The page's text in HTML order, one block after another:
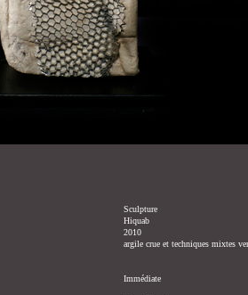
Sculpture
Hiquab
2010
argile crue et techniques mixtes
Immédiate